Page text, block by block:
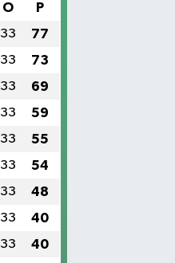
O P
33 77
33 73
33 69
33 59
33 55
33 54
33 48
33 40
33 40